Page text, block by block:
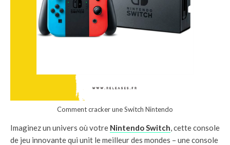
Comment cracker une Switch Nintendo
Imaginez un univers où votre Nintendo Switch, cette console
de jeu innovante qui unit le meilleur des mondes – une console